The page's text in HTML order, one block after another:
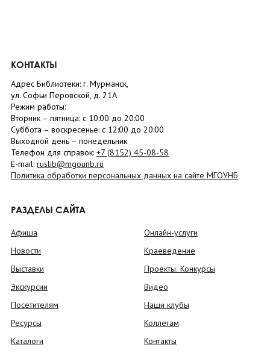
КОНТАКТЫ
Адрес Библиотеки: г. Мурманск,
ул. Софьи Перовской, д. 21А
Режим работы:
Вторник – пятница: с 10:00 до 20:00
Суббота – воскресенье: c 12:00 до 20:00
Выходной день – понедельник
Телефон для справок: +7 (8152) 45-08-58
E-mail: ruslib@mgounb.ru
Политика обработки персональных данных на сайте МГОУНБ
РАЗДЕЛЫ САЙТА
Афиша
Новости
Выставки
Экскурсии
Посетителям
Ресурсы
Каталоги
Онлайн-услуги
Краеведение
Проекты. Конкурсы
Видео
Наши клубы
Коллегам
Контакты